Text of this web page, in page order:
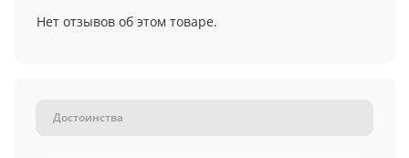
Нет отзывов об этом товаре.